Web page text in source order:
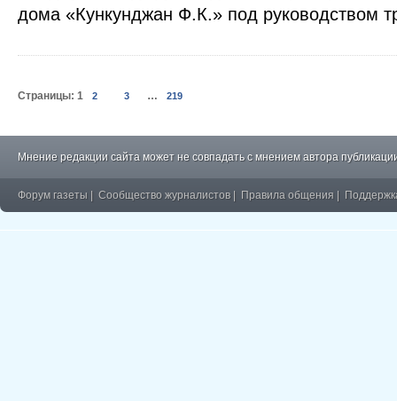
дома «Кункунджан Ф.К.» под руководством
Страницы: 1 2 3 … 219
Мнение редакции сайта может не совпадать с мнением автора
Форум газеты Сообщество журналистов Правила общения
�